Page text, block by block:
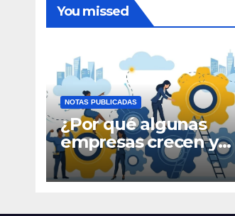
You missed
NOTAS PUBLICADAS
¿Por qué algunas
empresas crecen y
otras quedan
atrapadas en el día